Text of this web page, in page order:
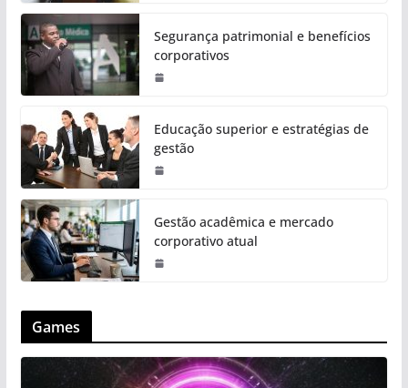
Segurança patrimonial e benefícios
corporativos
Educação superior e estratégias de
gestão
Gestão acadêmica e mercado
corporativo atual
Games